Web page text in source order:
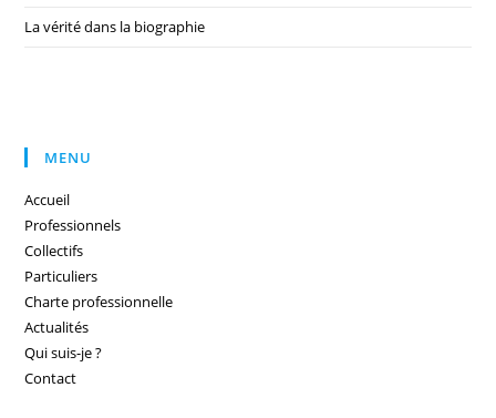
La vérité dans la biographie
MENU
Accueil
Professionnels
Collectifs
Particuliers
Charte professionnelle
Actualités
Qui suis-je ?
Contact